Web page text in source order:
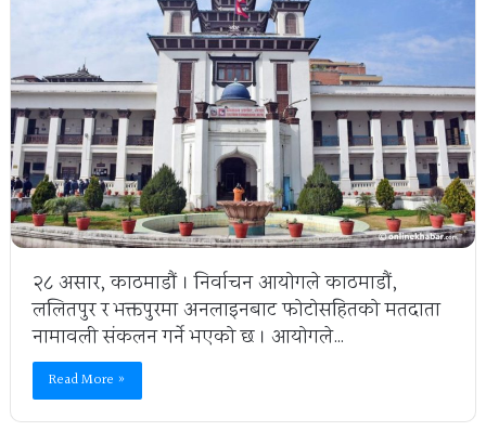
२८ असार, काठमाडौं । निर्वाचन आयोगले काठमाडौं,
ललितपुर र भक्तपुरमा अनलाइनबाट फोटोसहितको मतदाता
नामावली संकलन गर्ने भएको छ । आयोगले…
Read More »